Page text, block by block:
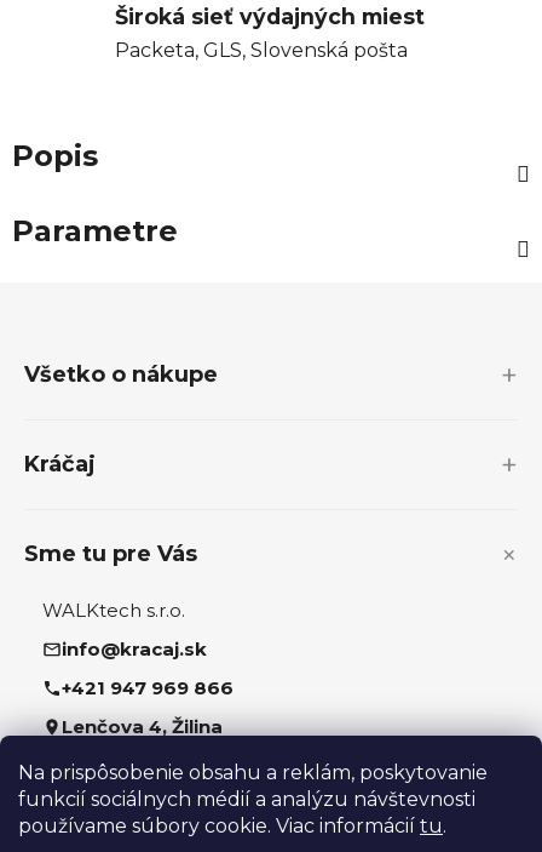
Na prispôsobenie obsahu a reklám, poskytovanie
funkcií sociálnych médií a analýzu návštevnosti
používame súbory cookie. Viac informácií tu.
Široká sieť výdajných miest
Packeta, GLS, Slovenská pošta
Popis
Parametre
Všetko o nákupe
Kráčaj
Sme tu pre Vás
WALKtech s.r.o.
info@kracaj.sk
+421 947 969 866
Lenčova 4, Žilina
Sledujte nás